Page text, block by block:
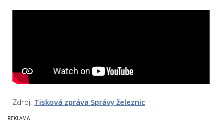
Zdroj: Tisková zpráva Správy železnic